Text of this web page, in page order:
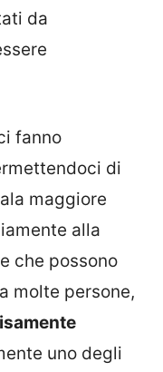
da
fanno
di
maggiore
alla
che possono
molte persone,
uno degli